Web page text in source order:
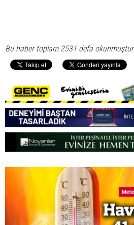
Bu haber toplam 2531 defa okunmuştur